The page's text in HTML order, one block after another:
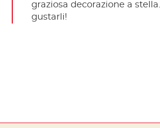
graziosa decorazione a stella.
gustarli!